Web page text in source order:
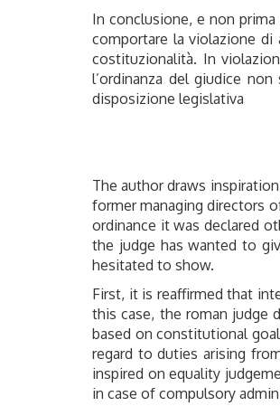
In conclusione, e non
comportare la violazione
costituzionalità. In
l’ordinanza del giudice
disposizione legislativa
The author draws
former managing directors
ordinance it was declared
the judge has wanted to
hesitated to show.
First, it is reaffirmed that
this case, the roman judge
based on constitutional
regard to duties arising
inspired on equality
in case of compulsory